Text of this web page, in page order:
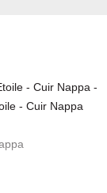
- Cuir Nappa -
- Cuir Nappa